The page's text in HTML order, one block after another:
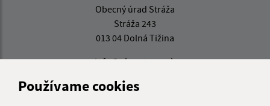
Používame cookies
Obecný úrad Stráža
Stráža 243
013 04 Dolná Tižina
info@obecstraza.sk